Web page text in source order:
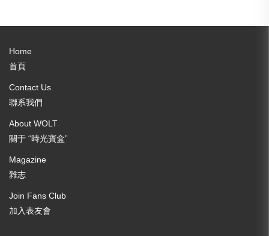
Home
首頁
Contact Us
聯系我們
About WOLT
關于 “時光寶盒”
Magazine
雜志
Join Fans Club
加入表友會